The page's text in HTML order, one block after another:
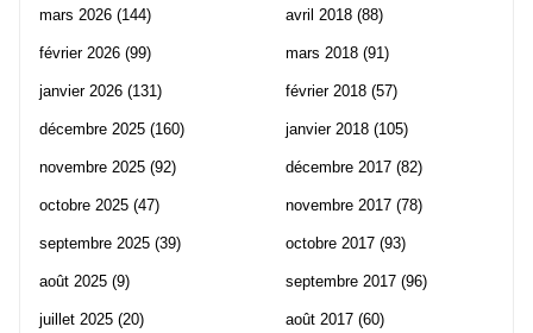
mars 2026 (144)
février 2026 (99)
janvier 2026 (131)
décembre 2025 (160)
novembre 2025 (92)
octobre 2025 (47)
septembre 2025 (39)
août 2025 (9)
juillet 2025 (20)
avril 2018 (88)
mars 2018 (91)
février 2018 (57)
janvier 2018 (105)
décembre 2017 (82)
novembre 2017 (78)
octobre 2017 (93)
septembre 2017 (96)
août 2017 (60)